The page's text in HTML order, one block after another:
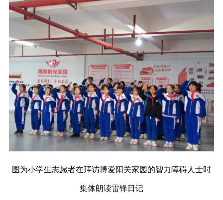
图为小学生志愿者在拜访博爱阳关家园的智力障碍人士时
集体朗读雷锋日记